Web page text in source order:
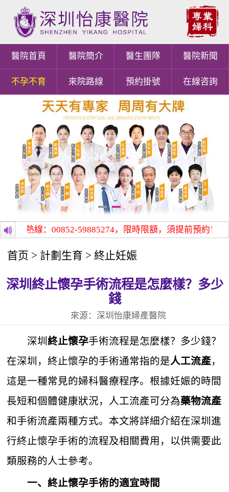
醫院首頁 醫院簡介 醫生團隊 醫院新聞
不孕不育 來院路線 預約掛號 在線咨詢
2
詢熱線：00852-59885274，限時限額，須提前預約！
首页 > 計劃生育 > 終止妊娠
深圳終止懷孕手術流程是怎麼樣？多少
錢
來源：深圳怡康婦產醫院
深圳 終止懷孕手術流程是怎麼樣？多少錢？
在深圳，終止懷孕的手術通常指的是人工流產，
這是一種常見的婦科醫療程序。根據妊娠的時間
長短和個體健康狀況，人工流產可分為藥物流產
和手術流產兩種方式。本文將詳細介紹在深圳進
行終止懷孕手術的流程及相關費用，以供需要此
類服務的人士參考。
一、終止懷孕手術的適宜時間